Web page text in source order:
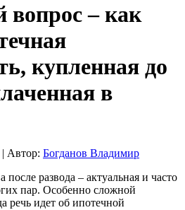
– как
купленная до
в
| Автор: Богданов Владимир
развода – актуальная и часто
пар. Особенно сложной
речь идет об ипотечной